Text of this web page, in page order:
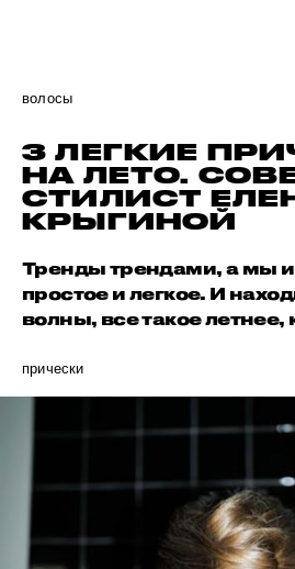
волосы
3 ЛЕГКИЕ
НА ЛЕТО.
СТИЛИСТ
КРЫГИНОЙ
Тренды трендами, а мы
простое и легкое. И
волны, все такое
прически